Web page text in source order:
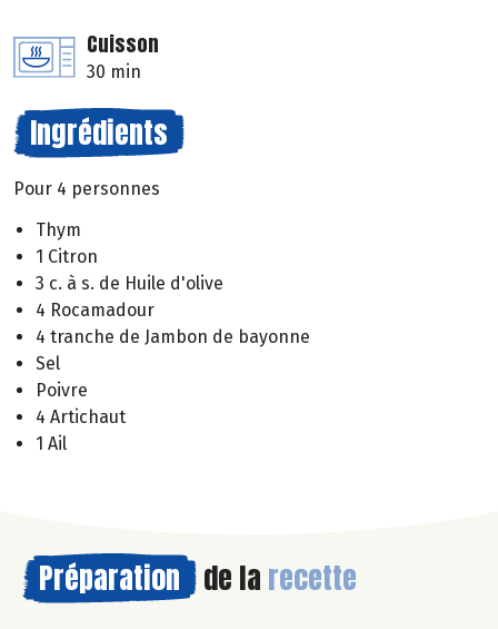
Cuisson
30 min
Ingrédients
Pour 4 personnes
Thym
1 Citron
3 c. à s. de Huile d'olive
4 Rocamadour
4 tranche de Jambon de bayonne
Sel
Poivre
4 Artichaut
1 Ail
Préparation de la recette